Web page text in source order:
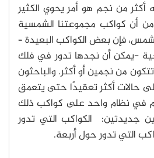
من نجم هو أمر يحوي الكثير
من أن كواكب مجموعتنا الشمسية
فإن بعض الكواكب البعيدة –
-يمكن أن نجدها تدور في فلك
من نجمين أو أكثر. والباحثون
حالات أكثر تعقيدًا حتى يتعمق
في نظام واحد على كواكب ذلك
جديدتين: الكواكب التي تدور
التي تدور حول أربعة.